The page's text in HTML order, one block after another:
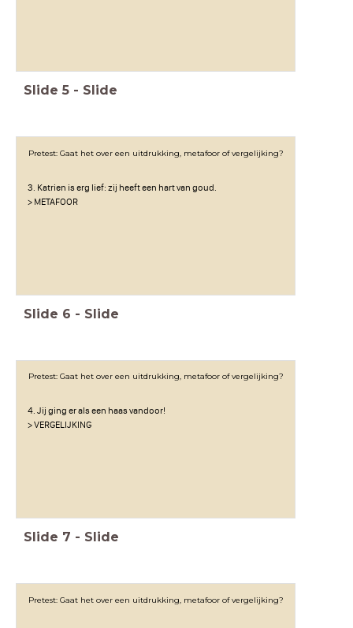
Slide 5 - Slide
Pretest: Gaat het over een uitdrukking, metafoor of vergelijking?
3. Katrien is erg lief: zij heeft een hart van goud.
> METAFOOR
Slide 6 - Slide
Pretest: Gaat het over een uitdrukking, metafoor of vergelijking?
4. Jij ging er als een haas vandoor!
> VERGELIJKING
Slide 7 - Slide
Pretest: Gaat het over een uitdrukking, metafoor of vergelijking?